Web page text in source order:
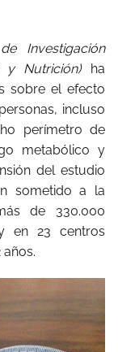
Investigación
y Nutrición)ha
sobre el efecto
incluso
perímetro de
metabólico y
del estudio
sometido a la
de 330.000
en 23 centros